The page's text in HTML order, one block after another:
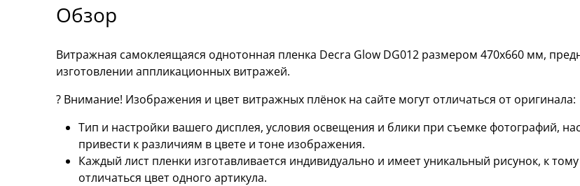
Обзор
Витражная самоклеящаяся однотонная пленка Decra Glow DG012 размером 470х660 мм,
изготовлении аппликационных витражей.
? Внимание! Изображения и цвет витражных плёнок на сайте могут отличаться от оригинала:
Тип и настройки вашего дисплея, условия освещения и блики при съемке фотографий,
привести к различиям в цвете и тоне изображения.
Каждый лист пленки изготавливается индивидуально и имеет уникальный рисунок, к
отличаться цвет одного артикула.